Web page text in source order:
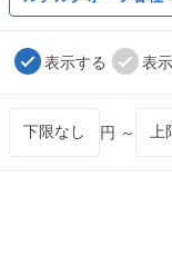
表示する 表
円 ～